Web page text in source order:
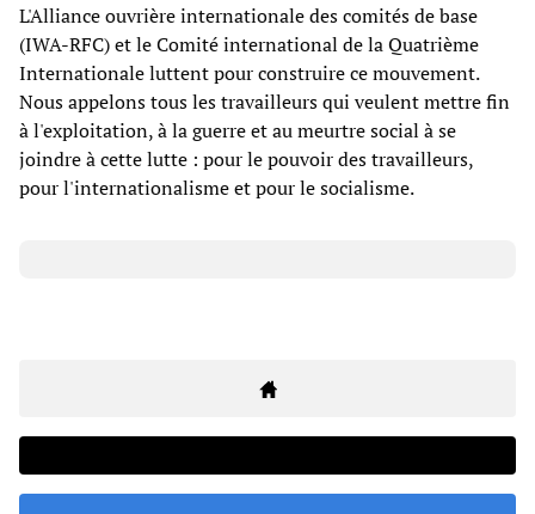
L'Alliance ouvrière internationale des comités de base
(IWA-RFC) et le Comité international de la Quatrième
Internationale luttent pour construire ce mouvement.
Nous appelons tous les travailleurs qui veulent mettre fin
à l'exploitation, à la guerre et au meurtre social à se
joindre à cette lutte : pour le pouvoir des travailleurs,
pour l'internationalisme et pour le socialisme.